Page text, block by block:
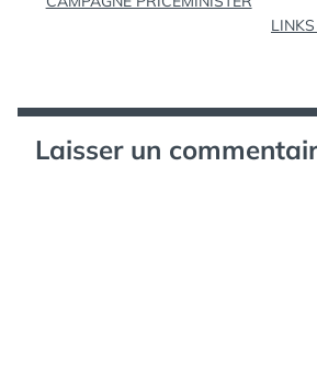
Laisser un